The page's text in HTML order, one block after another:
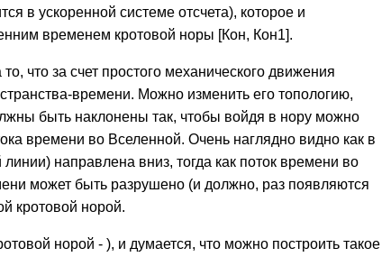
в ускоренной системе отсчета), которое и
временем кротовой норы [Кон, Кон1].
что за счет простого механического движения
времени. Можно изменить его топологию,
быть наклонены так, чтобы войдя в нору можно
времени во Вселенной. Очень наглядно видно как в
направлена вниз, тогда как поток времени во
может быть разрушено (и должно, раз появляются
кротовой норой.
норой - ), и думается, что можно построить такое